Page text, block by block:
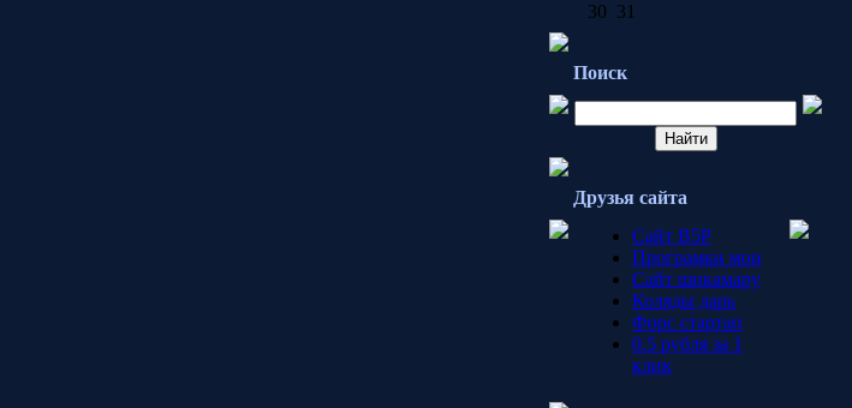
30 31
Поиск
Друзья сайта
Сайт B5P
Програмки мои
Сайт шикамару
Коляды дарь
Форс стартап
0.5 рубля за 1
клик